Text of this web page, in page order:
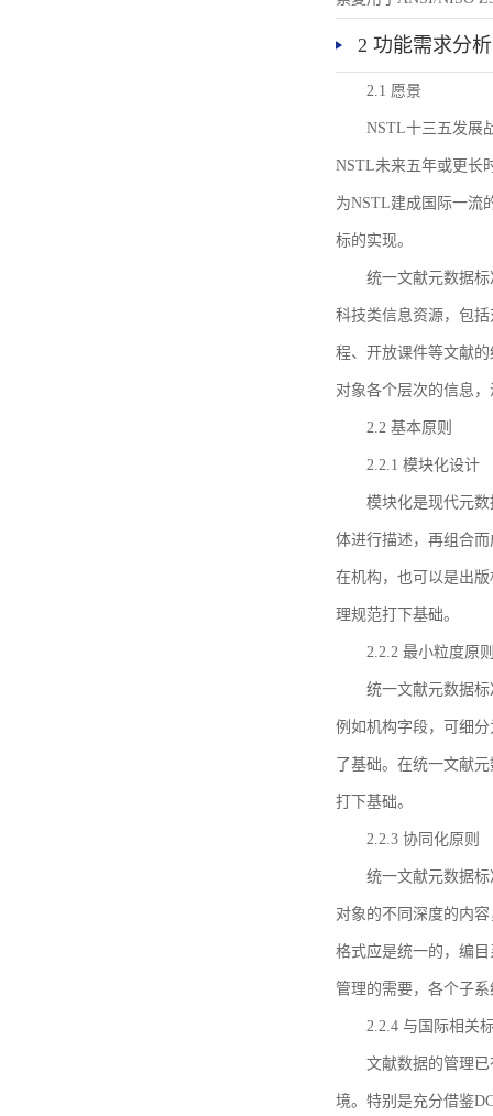
2 功能需求分析
2.1 愿景
NSTL十三五发展
NSTL未来五年或更长
为NSTL建成国际一流
标的实现。
统一文献元数据
科技类信息资源，包
程、开放课件等文献
对象各个层次的信息
2.2 基本原则
2.2.1 模块化设计
模块化是现代元
体进行描述，再组合
在机构，也可以是出
理规范打下基础。
2.2.2 最小粒度原
统一文献元数据
例如机构字段，可细
了基础。在统一文献
打下基础。
2.2.3 协同化原则
统一文献元数据
对象的不同深度的内
格式应是统一的，编
管理的需要，各个子
2.2.4 与国际相关
文献数据的管理
境。特别是充分借鉴